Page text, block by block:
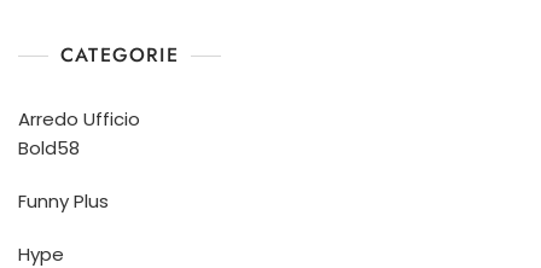
CATEGORIE
Arredo Ufficio
Bold58
Funny Plus
Hype